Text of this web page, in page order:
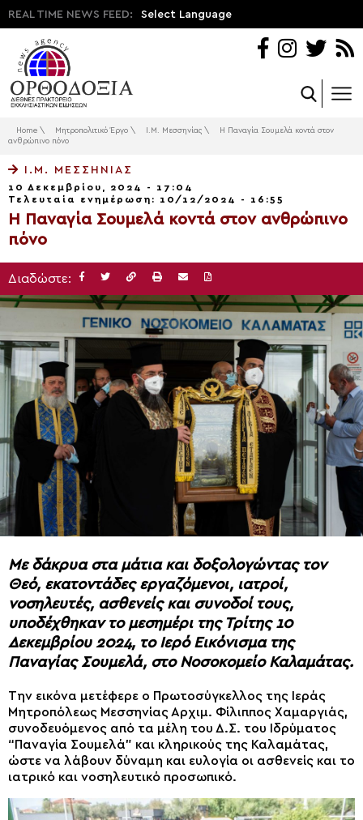
REAL TIME NEWS FEED: Select Language
Home \ Μητροπολιτικό Έργο \ Ι.Μ. Μεσσηνίας \
Η Παναγία Σουμελά κοντά στον
ανθρώπινο πόνο
Ι.Μ. ΜΕΣΣΗΝΊΑΣ
10 Δεκεμβρίου, 2024 - 17:04
Τελευταία ενημέρωση: 10/12/2024 - 16:55
Η Παναγία Σουμελά κοντά στον ανθρώπινο
πόνο
Διαδώστε:
Με δάκρυα στα μάτια και δοξολογώντας τον
Θεό, εκατοντάδες εργαζόμενοι, ιατροί,
νοσηλευτές, ασθενείς και συνοδοί τους,
υποδέχθηκαν το μεσημέρι της Τρίτης 10
Δεκεμβρίου 2024, το Ιερό Εικόνισμα της
Παναγίας Σουμελά, στο Νοσοκομείο Καλαμάτας.
Την εικόνα μετέφερε ο Πρωτοσύγκελλος της Ιεράς
Μητροπόλεως Μεσσηνίας Αρχιμ. Φίλιππος Χαμαργιάς,
συνοδευόμενος από τα μέλη του Δ.Σ. του Ιδρύματος
“Παναγία Σουμελά” και κληρικούς της Καλαμάτας,
ώστε να λάβουν δύναμη και ευλογία οι ασθενείς και το
ιατρικό και νοσηλευτικό προσωπικό.